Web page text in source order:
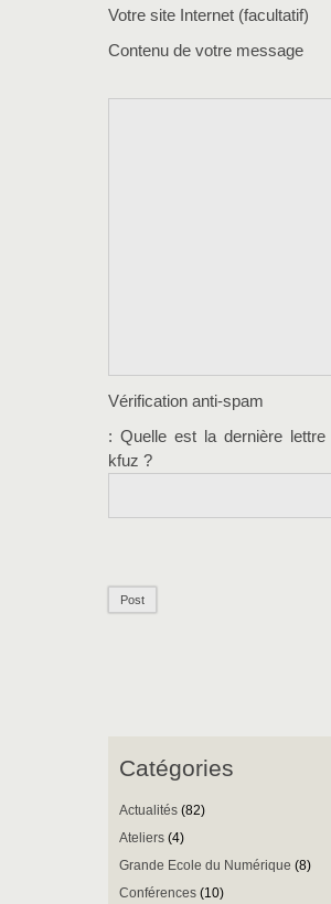
Votre site Internet (facultatif)
Contenu de votre message
Vérification anti-spam
: Quelle est la dernière
kfuz ?
Catégories
Actualités (82)
Ateliers (4)
Grande Ecole du Numérique (8)
Conférences (10)